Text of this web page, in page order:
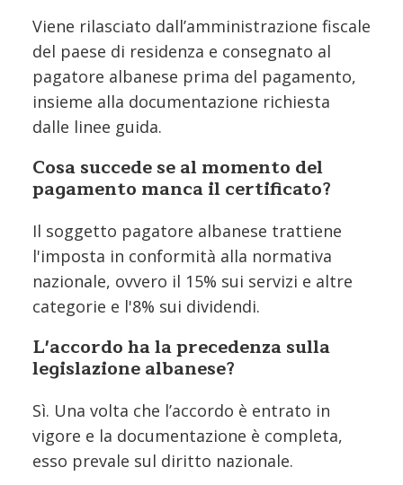
Viene rilasciato dall’amministrazione fiscale
del paese di residenza e consegnato al
pagatore albanese prima del pagamento,
insieme alla documentazione richiesta
dalle linee guida.
Cosa succede se al momento del
pagamento manca il certificato?
Il soggetto pagatore albanese trattiene
l'imposta in conformità alla normativa
nazionale, ovvero il 15% sui servizi e altre
categorie e l'8% sui dividendi.
L'accordo ha la precedenza sulla
legislazione albanese?
Sì. Una volta che l’accordo è entrato in
vigore e la documentazione è completa,
esso prevale sul diritto nazionale.